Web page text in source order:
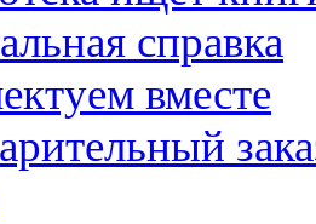
справка
вместе